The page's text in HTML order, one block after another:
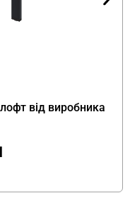
положення
для кабінету
від виробника